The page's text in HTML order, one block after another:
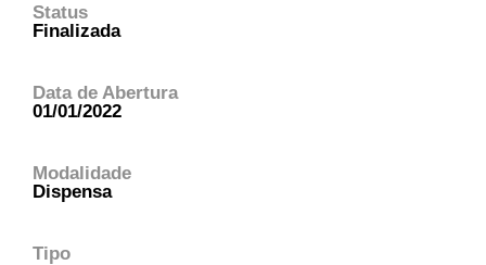
Status
Finalizada
Data de Abertura
01/01/2022
Modalidade
Dispensa
Tipo